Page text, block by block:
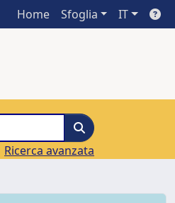
Home Sfoglia IT
Ricerca avanzata